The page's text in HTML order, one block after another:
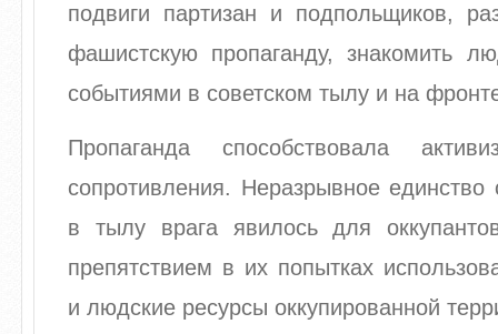
подвиги партизан и подпольщиков,
фашистскую пропаганду, знакомить
событиями в советском тылу и на
Пропаганда способствовала
сопротивления. Неразрывное единство
в тылу врага явилось для
препятствием в их попытках
и людские ресурсы оккупированной